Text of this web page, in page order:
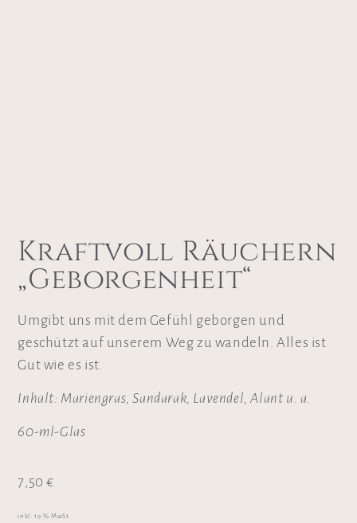
Kraftvoll Räuchern
„Geborgenheit“
Umgibt uns mit dem Gefühl geborgen und
geschützt auf unserem Weg zu wandeln. Alles ist
Gut wie es ist.
Inhalt: Mariengras, Sandarak, Lavendel, Alant u. a.
60-ml-Glas
7,50€
inkl. 19 % MwSt.